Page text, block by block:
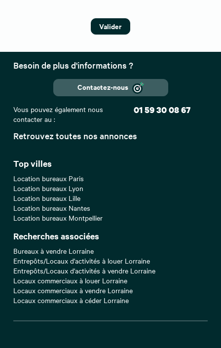
Valider
Retrouvez toutes nos annonces
Top villes
Location bureaux Paris
Location bureaux Lyon
Location bureaux Lille
Location bureaux Nantes
Location bureaux Montpellier
Recherches associées
Bureaux à vendre Lorraine
Entrepôts/Locaux d'activités à louer Lorraine
Entrepôts/Locaux d'activités à vendre Lorraine
Locaux commerciaux à louer Lorraine
Locaux commerciaux à vendre Lorraine
Locaux commerciaux à céder Lorraine
Besoin de plus d'informations ?
Contactez-nous
Vous pouvez également nous
contacter au :
01 59 30 08 67